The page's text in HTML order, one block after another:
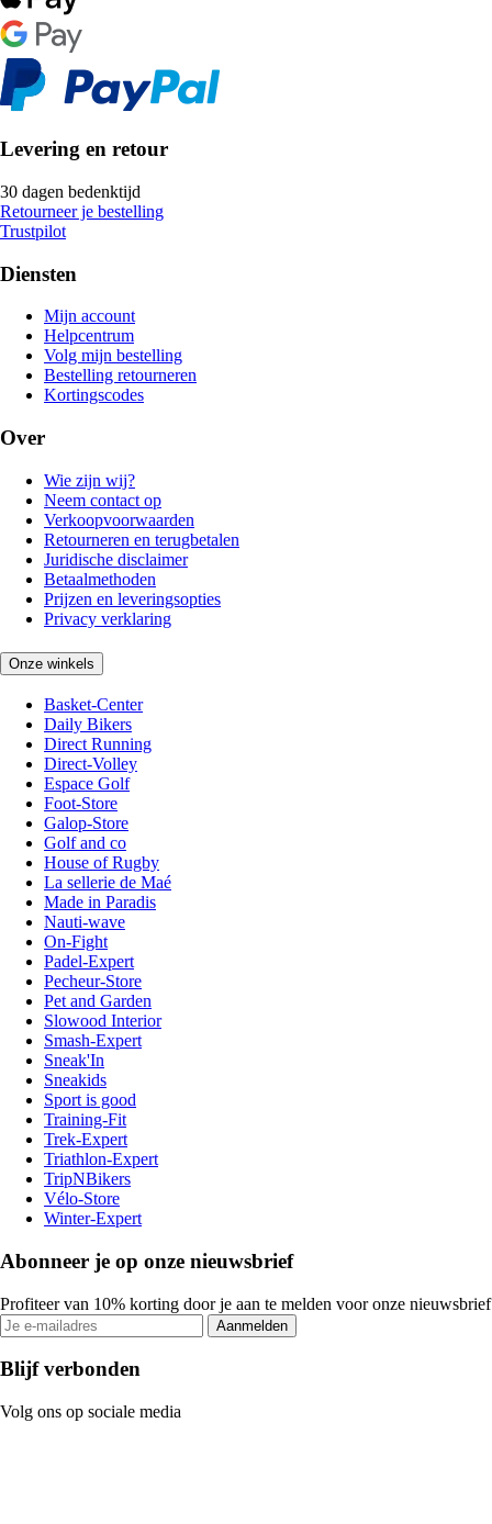
Levering en retour
30 dagen bedenktijd
Retourneer je bestelling
Trustpilot
Diensten
Mijn account
Helpcentrum
Volg mijn bestelling
Bestelling retourneren
Kortingscodes
Over
Wie zijn wij?
Neem contact op
Verkoopvoorwaarden
Retourneren en terugbetalen
Juridische disclaimer
Betaalmethoden
Prijzen en leveringsopties
Privacy verklaring
Onze winkels
Basket-Center
Daily Bikers
Direct Running
Direct-Volley
Espace Golf
Foot-Store
Galop-Store
Golf and co
House of Rugby
La sellerie de Maé
Made in Paradis
Nauti-wave
On-Fight
Padel-Expert
Pecheur-Store
Pet and Garden
Slowood Interior
Smash-Expert
Sneak'In
Sneakids
Sport is good
Training-Fit
Trek-Expert
Triathlon-Expert
TripNBikers
Vélo-Store
Winter-Expert
Abonneer je op onze nieuwsbrief
Profiteer van 10% korting door je aan te melden voor onze nieuwsbrief
Aanmelden
Blijf verbonden
Volg ons op sociale media